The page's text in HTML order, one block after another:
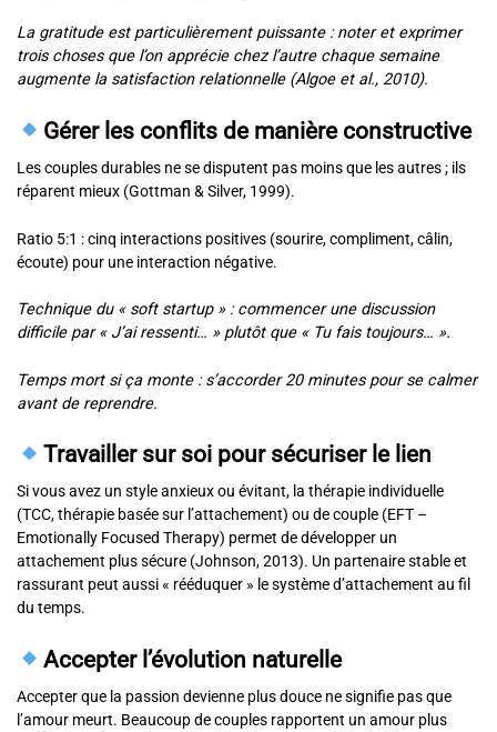
La gratitude est particulièrement puissante : noter et exprimer
trois choses que l’on apprécie chez l’autre chaque semaine
augmente la satisfaction relationnelle (Algoe et al., 2010).
Gérer les conflits de manière constructive
Les couples durables ne se disputent pas moins que les autres ; ils
réparent mieux (Gottman & Silver, 1999).
Ratio 5:1 : cinq interactions positives (sourire, compliment, câlin,
écoute) pour une interaction négative.
Technique du « soft startup » : commencer une discussion
difficile par « J’ai ressenti… » plutôt que « Tu fais toujours… ».
Temps mort si ça monte : s’accorder 20 minutes pour se calmer
avant de reprendre.
Travailler sur soi pour sécuriser le lien
Si vous avez un style anxieux ou évitant, la thérapie individuelle
(TCC, thérapie basée sur l’attachement) ou de couple (EFT –
Emotionally Focused Therapy) permet de développer un
attachement plus sécure (Johnson, 2013). Un partenaire stable et
rassurant peut aussi « rééduquer » le système d’attachement au fil
du temps.
Accepter l’évolution naturelle
Accepter que la passion devienne plus douce ne signifie pas que
l’amour meurt. Beaucoup de couples rapportent un amour plus